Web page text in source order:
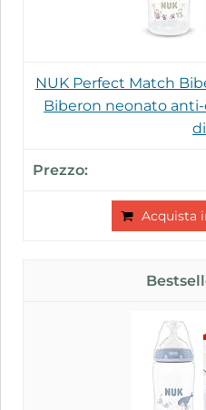
NUK Perfect Match
Biberon neonato
Acquista